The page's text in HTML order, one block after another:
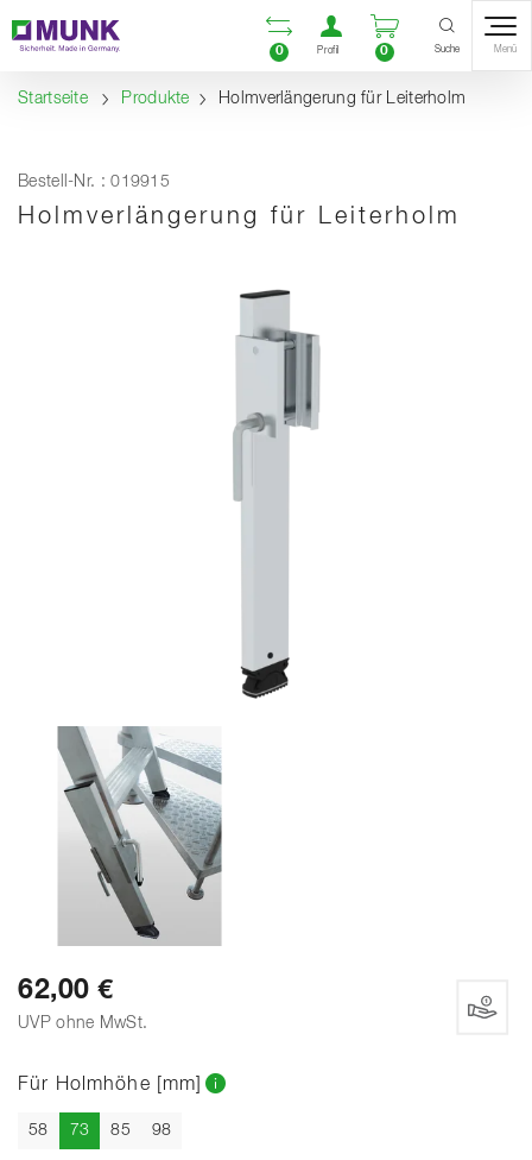
Inhalt
Inhaltsverzeichnis
Navigation Vergleichsliste öffnen
0
Benutzerkonto
Profil
Warenkorb
0 Suche Menü
Startseite Produkte Holmverlängerung für Leiterholm
Bestell-Nr. : 019915
Holmverlängerung für Leiterholm
62,00 €
UVP ohne MwSt.
Für Holmhöhe [mm]
58 73Aktuell
85 98